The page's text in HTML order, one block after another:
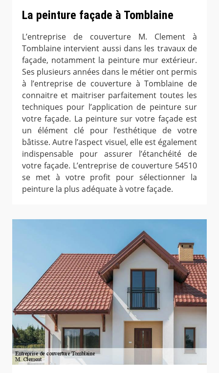
La peinture façade à Tomblaine
L’entreprise de couverture M. Clement à
Tomblaine intervient aussi dans les travaux de
façade, notamment la peinture mur extérieur.
Ses plusieurs années dans le métier ont permis
à l’entreprise de couverture à Tomblaine de
connaitre et maitriser parfaitement toutes les
techniques pour l’application de peinture sur
votre façade. La peinture sur votre façade est
un élément clé pour l’esthétique de votre
bâtisse. Autre l’aspect visuel, elle est également
indispensable pour assurer l’étanchéité de
votre façade. L’entreprise de couverture 54510
se met à votre profit pour sélectionner la
peinture la plus adéquate à votre façade.